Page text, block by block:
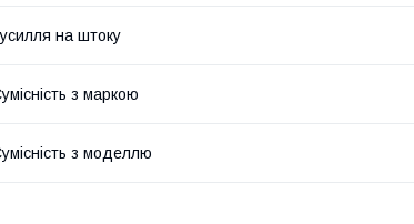
на штоку
з маркою
з моделлю